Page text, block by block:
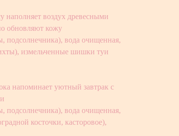
наполняет воздух древесными
обновляют кожу
подсолнечника), вода очищенная,
измельченные шишки туи
напоминает уютный завтрак с
подсолнечника), вода очищенная,
косточки, касторовое),